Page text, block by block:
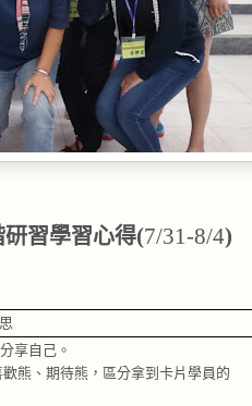
習學習心得(7/31-8/4)
思
享自己。
熊、期待熊，區分拿到卡片學員的